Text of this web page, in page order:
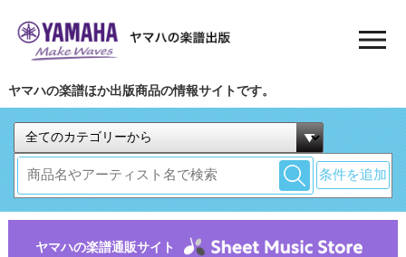
ヤマハの楽譜ほか出版商品の情報サイトです。
条件を追加
ヤマハの楽譜通販サイト